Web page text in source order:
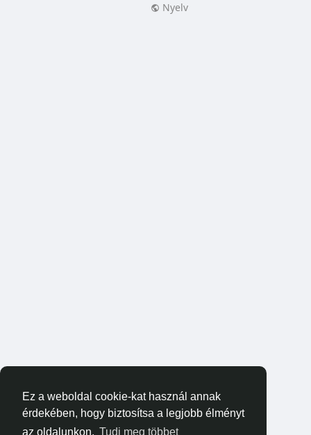
Ez a weboldal cookie-kat használ annak
érdekében, hogy biztosítsa a legjobb élményt
az oldalunkon. Tudj meg többet
Nyelv